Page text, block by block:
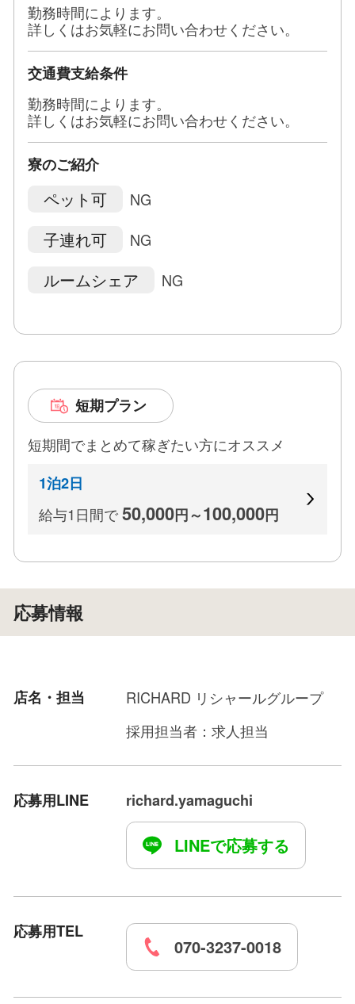
勤務時間によります。
詳しくはお気軽にお問い合わせください。
交通費支給条件
勤務時間によります。
詳しくはお気軽にお問い合わせください。
寮のご紹介
ペット可 NG
子連れ可 NG
ルームシェア NG
短期プラン
短期間でまとめて稼ぎたい方にオススメ
1泊2日
給与1日間で50,000円～100,000円
応募情報
店名・担当
RICHARD リシャールグループ
採用担当者：求人担当
応募用LINE richard.yamaguchi
LINEで応募する
応募用TEL
070-3237-0018